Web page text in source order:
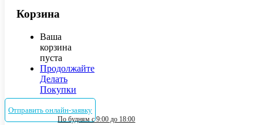
Корзина
Ваша
корзина
пуста
Продолжайте
Делать
Покупки
Отправить онлайн-заявку
По будням с 9:00 до 18:00